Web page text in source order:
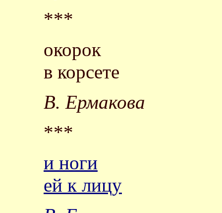
***
окорок
в корсете
В. Ермакова
***
и ноги
ей к лицу